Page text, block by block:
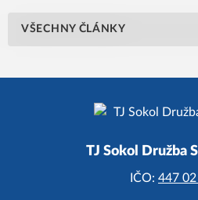
VŠECHNY ČLÁNKY
TJ Sokol Družba
IČO: 447